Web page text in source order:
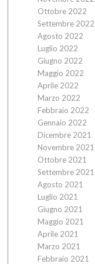
Ottobre 2022
Settembre 2022
Agosto 2022
Luglio 2022
Giugno 2022
Maggio 2022
Aprile 2022
Marzo 2022
Febbraio 2022
Gennaio 2022
Dicembre 2021
Novembre 2021
Ottobre 2021
Settembre 2021
Agosto 2021
Luglio 2021
Giugno 2021
Maggio 2021
Aprile 2021
Marzo 2021
Febbraio 2021